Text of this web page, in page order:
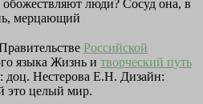
обожествляют люди? Сосуд она, в
мерцающий
Российской
языка Жизнь и творческий путь
доц. Нестерова Е.Н. Дизайн:
это целый мир.